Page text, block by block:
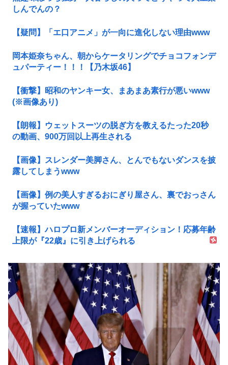
しんでんの？
【疑問】「エ口アニメ」が一向に進化しない理由www
岡本姫奈ちゃん、朝からケータリングでチョコフォンデ
ュパーティー！！！【乃木坂46】
【衝撃】昭和のヤンキー女、まあまあ素行が悪いwww
(※画像あり)
【朗報】ウェットスーツの脱ぎ方を教えるたった20秒
の動画、900万回以上再生される
【画像】スレンダー美脚さん、とんでもないダンスを披
露してしまうwww
【画像】例の美人すぎるおにぎり屋さん、裏でおっさん
が握っていたwww
【速報】ハロプロ新メンバーオーディション！応募年齢
上限が『22歳』に引き上げられる